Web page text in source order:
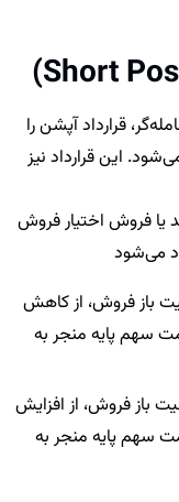
قرارداد آپشن را
این قرارداد نیز
فروش اختیار فروش
می‌شود
باز فروش، از کاهش
سهم پایه منجر به
باز فروش، از افزایش
سهم پایه منجر به